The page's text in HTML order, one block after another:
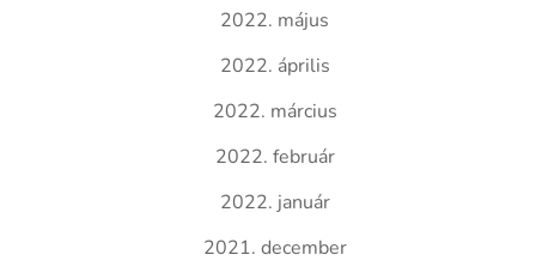
2022. május
2022. április
2022. március
2022. február
2022. január
2021. december